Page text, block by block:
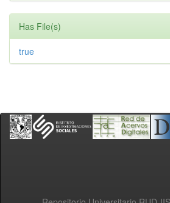
Has File(s)
true